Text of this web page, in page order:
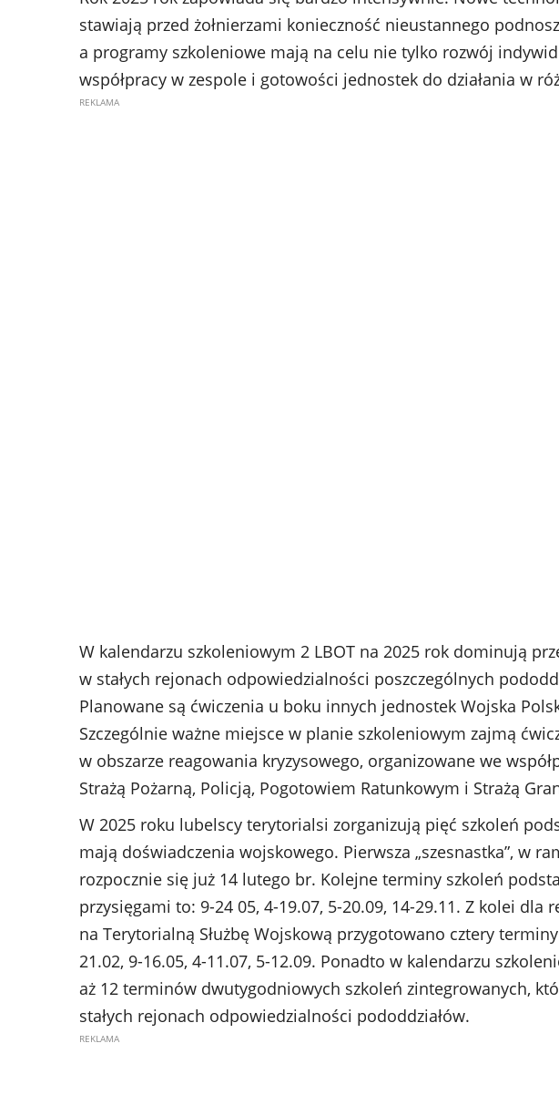
stawiają przed żołnierzami konieczność nieustannego
a programy szkoleniowe mają na celu nie tylko rozwój
współpracy w zespole i gotowości jednostek do działania w
W kalendarzu szkoleniowym 2 LBOT na 2025 rok dominują
w stałych rejonach odpowiedzialności poszczególnych
Planowane są ćwiczenia u boku innych jednostek Wojska
Szczególnie ważne miejsce w planie szkoleniowym zajmą
w obszarze reagowania kryzysowego, organizowane we
Strażą Pożarną, Policją, Pogotowiem Ratunkowym i Strażą
W 2025 roku lubelscy terytorialsi zorganizują pięć szkoleń
mają doświadczenia wojskowego. Pierwsza „szesnastka”, w
rozpocznie się już 14 lutego br. Kolejne terminy szkoleń
przysięgami to: 9-24 05, 4-19.07, 5-20.09, 14-29.11. Z kolei dla
na Terytorialną Służbę Wojskową przygotowano cztery
21.02, 9-16.05, 4-11.07, 5-12.09. Ponadto w kalendarzu
aż 12 terminów dwutygodniowych szkoleń zintegrowanych,
stałych rejonach odpowiedzialności pododdziałów.